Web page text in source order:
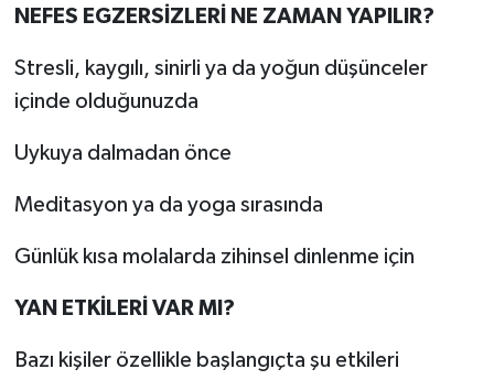
NEFES EGZERSİZLERİ NE ZAMAN YAPILIR?
Stresli, kaygılı, sinirli ya da yoğun düşünceler
içinde olduğunuzda
Uykuya dalmadan önce
Meditasyon ya da yoga sırasında
Günlük kısa molalarda zihinsel dinlenme için
YAN ETKİLERİ VAR MI?
Bazı kişiler özellikle başlangıçta şu etkileri